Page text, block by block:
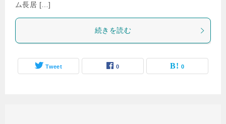
ム長居 […]
続きを読む
Tweet 0 0